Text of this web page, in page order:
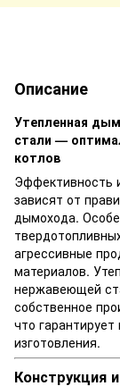
Описание
Утепленная
стали —
котлов
Эффективность
зависят от
дымохода.
агрессивные
материалов.
нержавеющей
собственное
что
изготовления.
Конструкция